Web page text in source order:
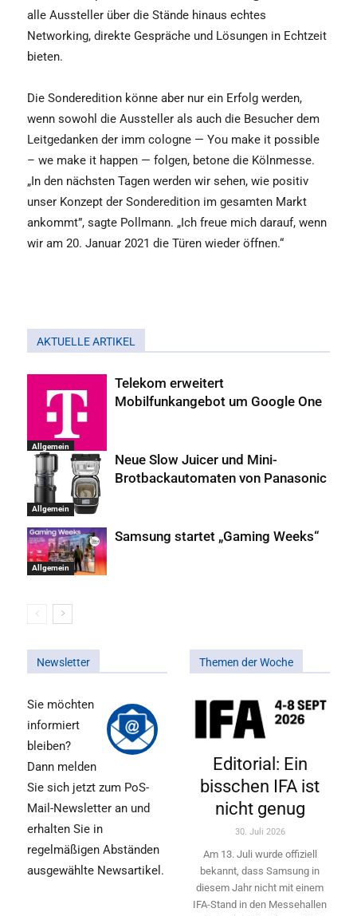
alle Aussteller über die Stände hinaus echtes
Networking, direkte Gespräche und Lösungen in Echtzeit
bieten.
Die Sonderedition könne aber nur ein Erfolg werden,
wenn sowohl die Aussteller als auch die Besucher dem
Leitgedanken der imm cologne — You make it possible
– we make it happen — folgen, betone die Kölnmesse.
„In den nächsten Tagen werden wir sehen, wie positiv
unser Konzept der Sonderedition im gesamten Markt
ankommt”, sagte Pollmann. „Ich freue mich darauf, wenn
wir am 20. Januar 2021 die Türen wieder öffnen.“
AKTUELLE ARTIKEL
Allgemein
Telekom erweitert
Mobilfunkangebot um Google One
Allgemein
Neue Slow Juicer und Mini-
Brotbackautomaten von Panasonic
Allgemein
Samsung startet „Gaming Weeks“
Newsletter
Sie möchten
informiert
bleiben?
Dann melden
Sie sich jetzt zum PoS-
Mail-Newsletter an und
erhalten Sie in
regelmäßigen Abständen
ausgewählte Newsartikel.
Themen der Woche
Editorial: Ein
bisschen IFA ist
nicht genug
30. Juli 2026
Am 13. Juli wurde offiziell
bekannt, dass Samsung in
diesem Jahr nicht mit einem
IFA-Stand in den Messehallen